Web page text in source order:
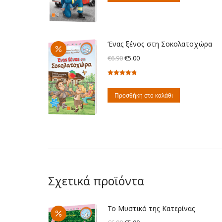
Ένας ξένος στη Σοκολατοχώρα
€6.90Original
price
€6.90.
€5.00Η
είναι:
με4.75από
Προσθήκη στο καλάθι
Σχετικά προϊόντα
Το Μυστικό της Κατερίνας